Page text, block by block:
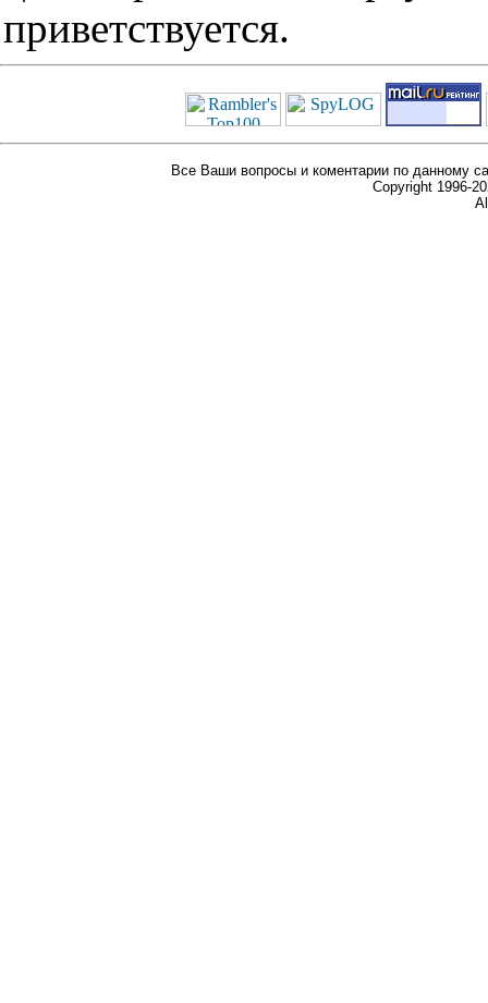
приветствуется.
Все Ваши вопросы и коментарии по данному
Copyright 1996-